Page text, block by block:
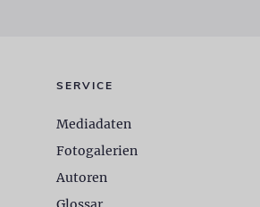
SERVICE
Mediadaten
Fotogalerien
Autoren